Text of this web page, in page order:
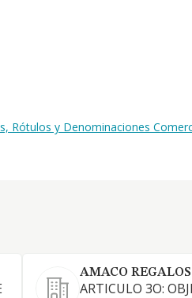
Rótulos y Denominaciones
AMACO
ARTICULO 3O: